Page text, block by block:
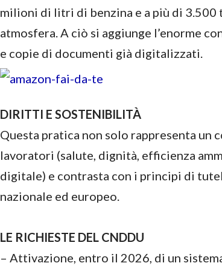
milioni di litri di benzina e a più di 3.500
atmosfera. A ciò si aggiunge l’enorme
e copie di documenti già digitalizzati.
DIRITTI E SOSTENIBILITÀ
Questa pratica non solo rappresenta
lavoratori (salute, dignità, efficienza
digitale) e contrasta con i principi di
nazionale ed europeo.
LE RICHIESTE DEL CNDDU
– Attivazione, entro il 2026, di un